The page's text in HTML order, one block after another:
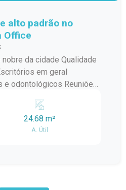
alto padrão no
Office
da cidade Qualidade
e odontológicos Reuniões
profissional A sala
um espaço de trabalho
e se
24.68 m²
A. Útil